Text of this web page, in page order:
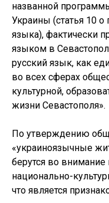
названной
Украины (статья 10 о
языка), фактически
языком в
русский язык, как
во всех сферах
культурной,
жизни Севастополя».
По утверждению
«украиноязычные
берутся во внимание
национально-
что является